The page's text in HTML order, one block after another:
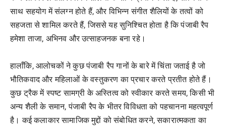
साथ सहयोग में संलग्न होते हैं, और विभिन्न संगीत शैलियों के तत्वों को
सहजता से शामिल करते हैं, जिससे यह सुनिश्चित होता है कि पंजाबी रैप
हमेशा ताजा, अभिनव और उत्साहजनक बना रहे।
हालाँकि, आलोचकों ने कुछ पंजाबी रैप गानों के बारे में चिंता जताई है जो
भौतिकवाद और महिलाओं के वस्तुकरण का प्रचार करते प्रतीत होते हैं।
कुछ ट्रैक में स्पष्ट सामग्री के अस्तित्व को स्वीकार करते समय, किसी भी
अन्य शैली के समान, पंजाबी रैप के भीतर विविधता को पहचानना महत्वपूर्ण
है। कई कलाकार सामाजिक मुद्दों को संबोधित करने, सकारात्मकता का